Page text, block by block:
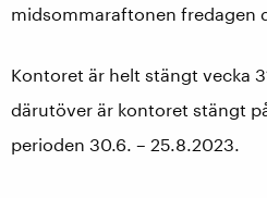
midsommaraftonen fredagen
Kontoret är helt stängt vecka
därutöver är kontoret stängt
perioden 30.6. – 25.8.2023.